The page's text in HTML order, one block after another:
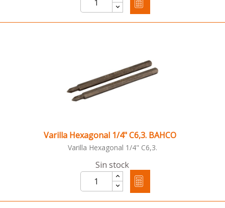
Varilla Hexagonal 1/4" C6,3. BAHCO
Varilla Hexagonal 1/4" C6,3.
Sin stock